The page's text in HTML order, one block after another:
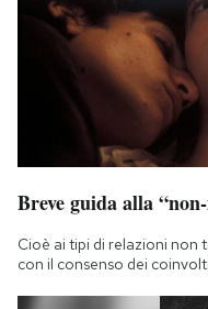
Breve guida alla
Cioè ai tipi di relazioni non
con il consenso dei